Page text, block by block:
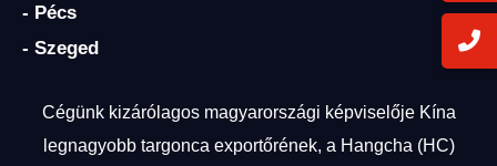
- Pécs
- Szeged
Cégünk kizárólagos magyarországi képviselője Kína
legnagyobb targonca exportőrének, a Hangcha (HC)